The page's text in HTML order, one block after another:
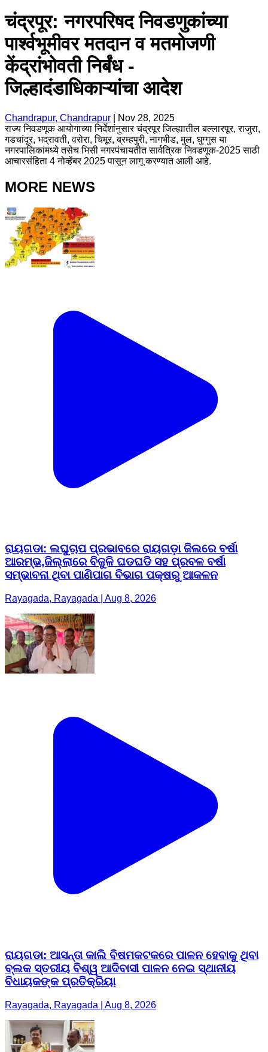
चंद्रपूर: नगरपरिषद निवडणुकांच्या
पार्श्वभूमीवर मतदान व मतमोजणी
केंद्रांभोवती निर्बंध -
जिल्हादंडाधिकाऱ्यांचा आदेश
Chandrapur, Chandrapur
Nov 28, 2025
राज्य निवडणूक आयोगाच्या निर्देशांनुसार चंद्रपूर जिल्ह्यातील बल्लारपूर, राजुरा,
गडचांदूर, भद्रावती, वरोरा, चिमूर, ब्रम्हपुरी, नागभीड, मुल, घुग्गुस या
नगरपालिकांमध्ये तसेच भिसी नगरपंचायतीत सार्वत्रिक निवडणूक-2025 साठी
आचारसंहिता 4 नोव्हेंबर 2025 पासून लागू करण्यात आली आहे.
MORE NEWS
ରାୟଗଡା: ଲଘୁଚାପ ପ୍ରଭାବରେ ରାୟଗଡ଼ା ଜିଲରେ ବର୍ଷା
ଆରମ୍ଭ,ଜିଲ୍ଲାରେ ବିଜୁଳି ଘଡଘଡି ସହ ପ୍ରବଳ ବର୍ଷା
ସମ୍ଭାବନା ଥିବା ପାଣିପାଗ ବିଭାଗ ପକ୍ଷରୁ ଆକଳନ
Rayagada, Rayagada | Aug 8, 2026
ରାୟଗଡା: ଆସନ୍ତା କାଲି ବିଷମକଟକରେ ପାଳନ ହେବାକୁ ଥିବା
ବ୍ଲକ ସ୍ତରୀୟ ବିଶ୍ୱ ଆଦିବାସୀ ପାଳନ ନେଇ ସ୍ଥାନୀୟ
ବିଧାୟକଙ୍କ ପ୍ରତିକ୍ରିୟା
Rayagada, Rayagada | Aug 8, 2026